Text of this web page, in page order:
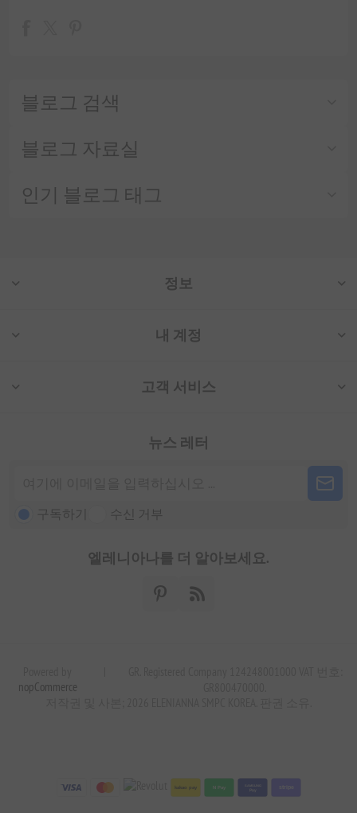
블로그 검색
블로그 자료실
인기 블로그 태그
정보
내 계정
고객 서비스
뉴스 레터
구독하기 수신 거부
엘레니아나를 더 알아보세요.
nopCommerce
kakao pay N Pay SAMSUNG
Pay